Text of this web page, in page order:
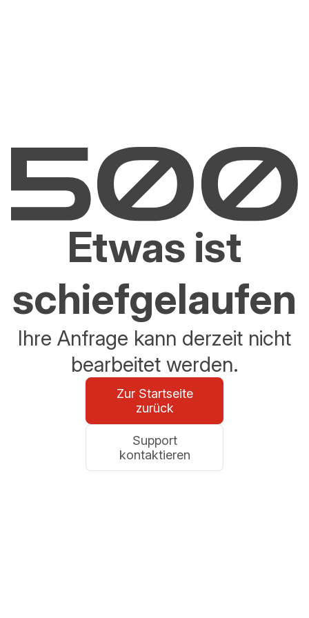
Etwas ist
schiefgelaufen
Ihre Anfrage kann derzeit nicht
bearbeitet werden.
Zur Startseite
zurück
Support
kontaktieren